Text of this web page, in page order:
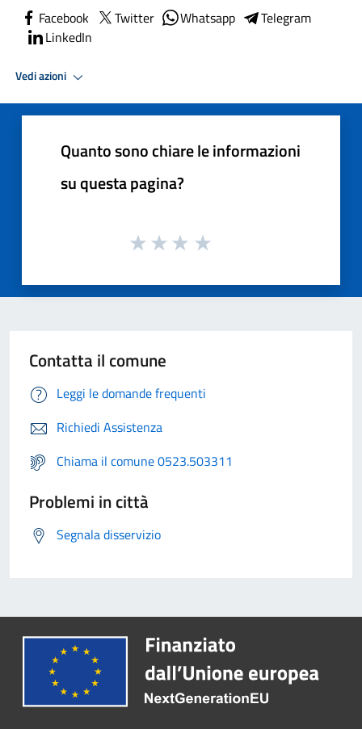
Facebook Twitter Whatsapp
Telegram
LinkedIn
Vedi azioni
Quanto sono chiare le informazioni
su questa pagina?
Contatta il comune
Leggi le domande frequenti
Richiedi Assistenza
Chiama il comune 0523.503311
Problemi in città
Segnala disservizio